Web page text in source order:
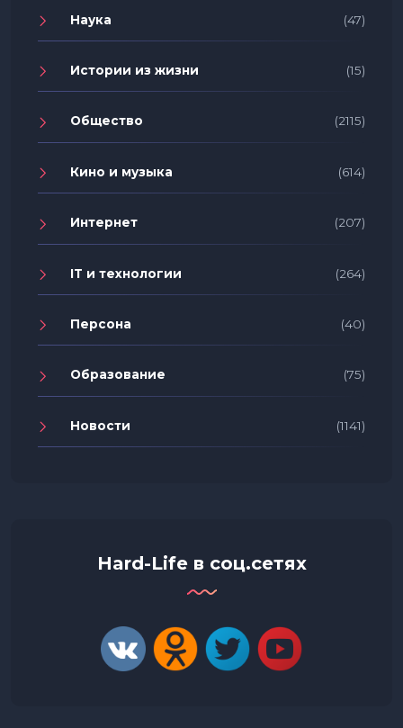
Наука (47)
Истории из жизни (15)
Общество (2115)
Кино и музыка (614)
Интернет (207)
IT и технологии (264)
Персона (40)
Образование (75)
Новости (1141)
Hard-Life в соц.сетях